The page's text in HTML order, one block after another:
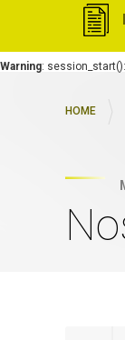
Warning:
HOME